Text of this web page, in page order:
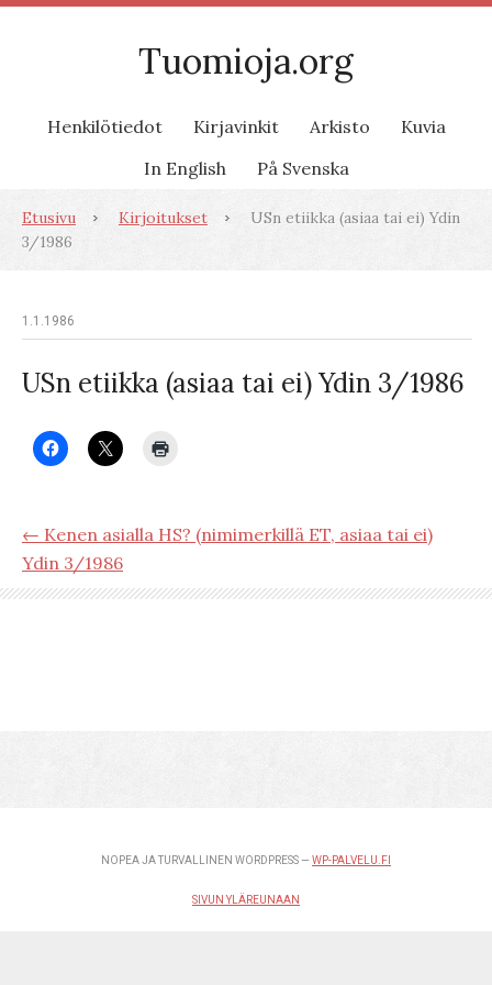
Tuomioja.org
Henkilötiedot Kirjavinkit Arkisto
Kuvia
In English
På Svenska
Etusivu Kirjoitukset
USn etiikka (asiaa tai ei) Ydin
3/1986
1.1.1986
USn etiikka (asiaa tai ei) Ydin 3/1986
← Kenen asialla HS? (nimimerkillä ET, asiaa tai ei)
Ydin 3/1986
NOPEA JA TURVALLINEN WORDPRESS — WP-PALVELU.FI
SIVUN YLÄREUNAAN